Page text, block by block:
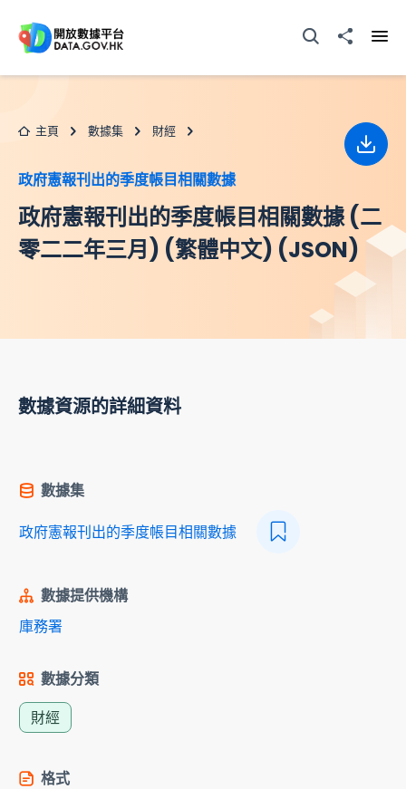
打開搜尋器分享至
主頁 數據集 財經
政府憲報刊出的季度帳目相關數據
政府憲報刊出的季度帳目相關數據 (二
零二二年三月) (繁體中文) (JSON)
下載
數據資源的詳細資料
數據集
政府憲報刊出的季度帳目相關數據
數據提供機構
庫務署
數據分類
財經
格式